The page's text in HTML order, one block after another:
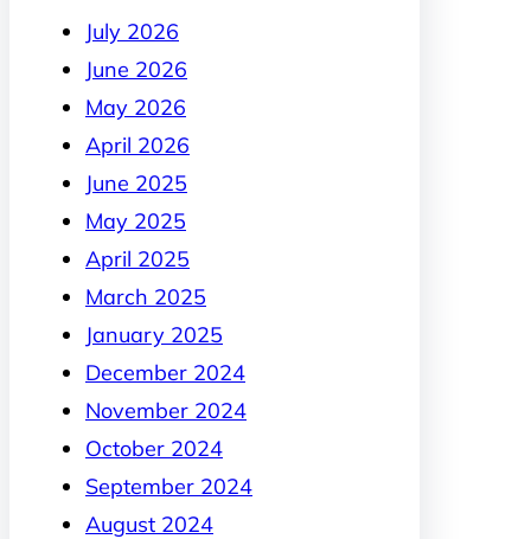
July 2026
June 2026
May 2026
April 2026
June 2025
May 2025
April 2025
March 2025
January 2025
December 2024
November 2024
October 2024
September 2024
August 2024